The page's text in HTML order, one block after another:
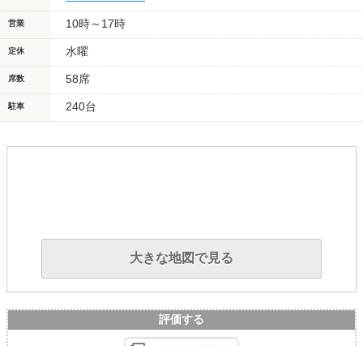
営業 10時～17時
定休 水曜
席数 58席
駐車 240台
大きな地図で見る
評価する